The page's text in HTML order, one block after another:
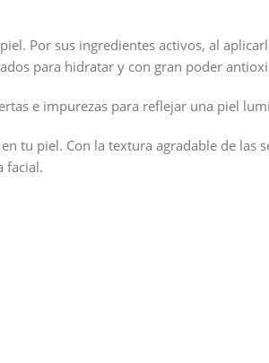
Por sus ingredientes activos, al
para hidratar y con gran poder
e impurezas para reflejar una piel
tu piel. Con la textura agradable de
facial.